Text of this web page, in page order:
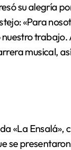
su alegría
«Para
musical,
«La Ensalá»,
se